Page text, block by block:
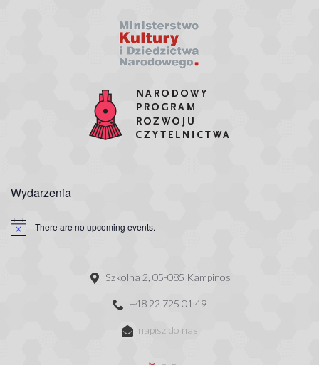
Wydarzenia
There are no upcoming events.
Szkolna 2, 05-085 Kampinos
+48 22 725 01 49
napisz do nas